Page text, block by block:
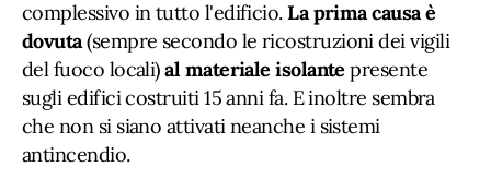
complessivo in tutto l'edificio.La prima causa è
dovuta(sempre secondo le ricostruzioni dei vigili
del fuoco locali)al materiale isolante presente
sugli edifici costruiti 15 anni fa. E inoltre sembra
che non si siano attivati neanche i sistemi
antincendio.